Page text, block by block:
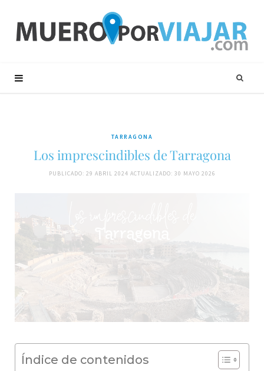
TARRAGONA
Los imprescindibles de Tarragona
PUBLICADO: 29 ABRIL 2024 ACTUALIZADO: 30 MAYO 2026
Índice de contenidos